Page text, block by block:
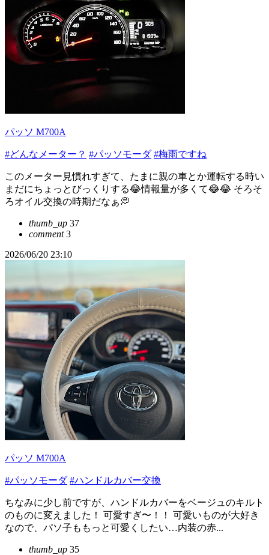
パッソ M700A
#どんなメーター？ #パッソモーダ #梅雨ですね
このメーター見慣れすぎて、たまに親の車とか運転する時い
まだにちょっとびっくりする😂情報量が多くて😂😂 そろそ
ろオイル交換の時期だなぁ💭
thumb_up 37
comment3
2026/06/20 23:10
パッソ M700A
#パッソモーダ #ハンドルカバー交換
ちなみに少し前ですが、ハンドルカバーをベージュのキルト
のものに変えました！ 可愛すぎ〜！！ 可愛いものが大好き
なので、パソ子ももっと可愛くしたい…内装の赤...
thumb_up 35